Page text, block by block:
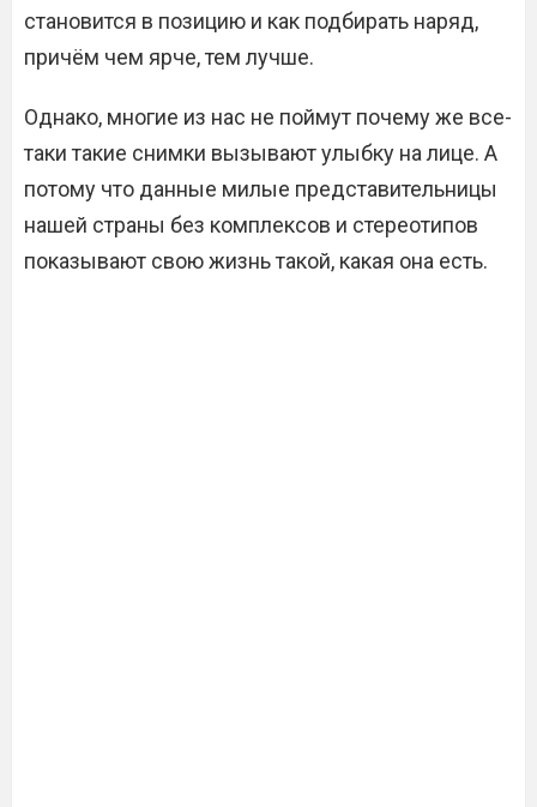
становится в позицию и как подбирать наряд,
причём чем ярче, тем лучше.
Однако, многие из нас не поймут почему же все-
таки такие снимки вызывают улыбку на лице. А
потому что данные милые представительницы
нашей страны без комплексов и стереотипов
показывают свою жизнь такой, какая она есть.